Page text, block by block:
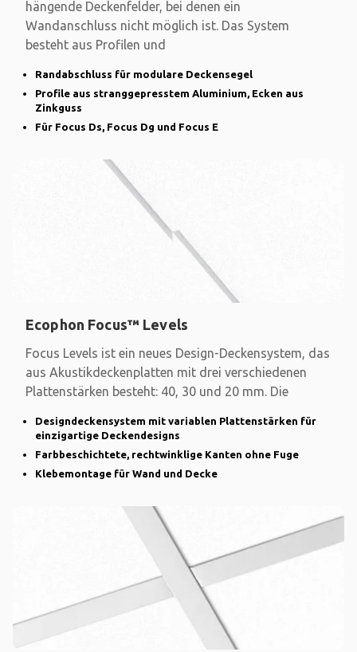
hängende Deckenfelder, bei denen ein
Wandanschluss nicht möglich ist. Das System
besteht aus Profilen und
Randabschluss für modulare Deckensegel
Profile aus stranggepresstem Aluminium, Ecken aus
Zinkguss
Für Focus Ds, Focus Dg und Focus E
Ecophon Focus™ Levels
Focus Levels ist ein neues Design-Deckensystem, das
aus Akustikdeckenplatten mit drei verschiedenen
Plattenstärken besteht: 40, 30 und 20 mm. Die
Designdeckensystem mit variablen Plattenstärken für
einzigartige Deckendesigns
Farbbeschichtete, rechtwinklige Kanten ohne Fuge
Klebemontage für Wand und Decke